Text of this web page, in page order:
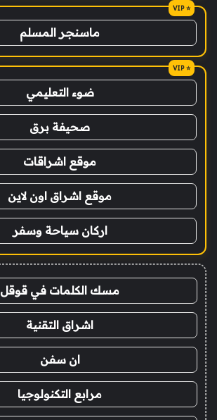
ماسنجر المسلم
ضوء التعليمي
صحيفة برق
موقع اشراقات
موقع اشراق اون لاين
اركان سياحة وسفر
مسك الكلمات في قوقل
اشراق التقنية
ان سفن
مرابع التكنولوجيا